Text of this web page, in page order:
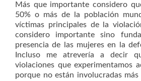
Más que importante considero
50% o más de la población
víctimas principales de la
considero importante sino
presencia de las mujeres en la
Incluso me atrevería a decir
violaciones que experimentamos
porque no están involucradas